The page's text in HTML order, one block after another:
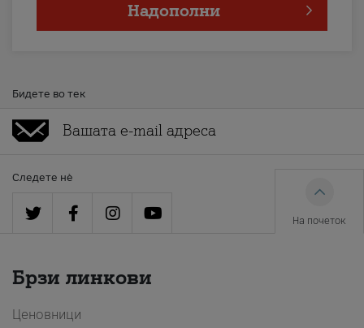
Надополни
Бидете во тек
Следете нè
На почеток
Брзи линкови
Ценовници